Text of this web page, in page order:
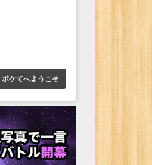
ボケてへようこそ